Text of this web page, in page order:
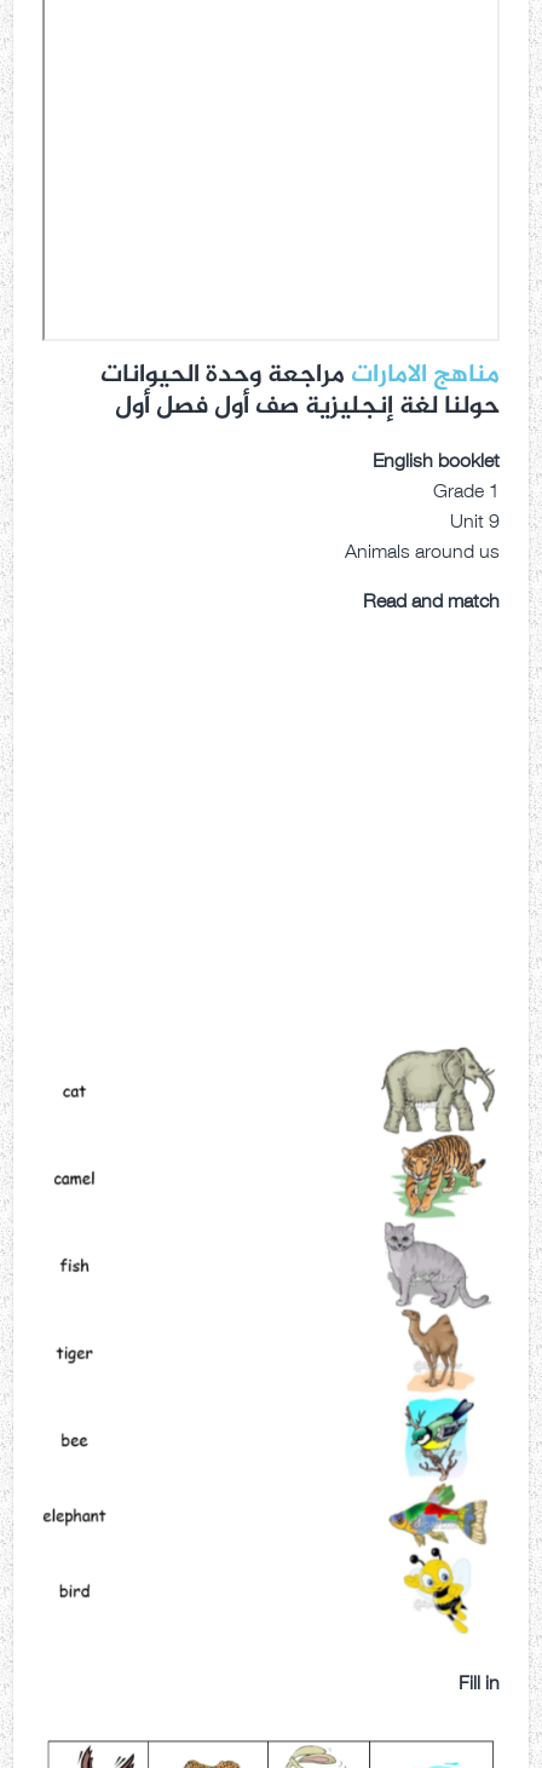
مناهج الامارات مراجعة وحدة الحيوانات
حولنا لغة إنجليزية صف أول فصل أول
English booklet
Grade 1
Unit 9
Animals around us
Read and match
Fill in